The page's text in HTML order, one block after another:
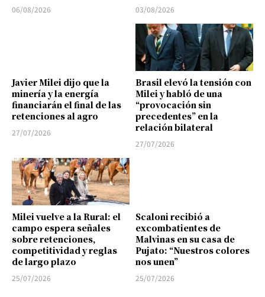
06/08/2026 03/08/2026
Javier Milei dijo que la
minería y la energía
financiarán el final de las
retenciones al agro
27/07/2026
Brasil elevó la tensión con
Milei y habló de una
“provocación sin
precedentes” en la
relación bilateral
27/07/2026
Milei vuelve a la Rural: el
campo espera señales
sobre retenciones,
competitividad y reglas
de largo plazo
25/07/2026
Scaloni recibió a
excombatientes de
Malvinas en su casa de
Pujato: “Nuestros colores
nos unen”
25/07/2026